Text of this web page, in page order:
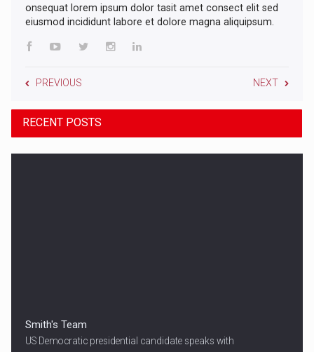
onsequat lorem ipsum dolor tasit amet consect elit sed
eiusmod incididunt labore et dolore magna aliquipsum.
PREVIOUS NEXT
RECENT POSTS
Smith's Team
US Democratic presidential candidate speaks with